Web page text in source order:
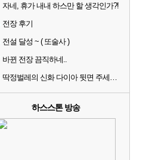
자네, 휴가 내내 하스만 할 생각인가?!
전장 후기
전설 달성 ~ ( 또술사 )
바뀐 전장 끔직하네..
딱정벌레의 신화 다이아 뒷면 주세요 징징글
하스스톤 방송